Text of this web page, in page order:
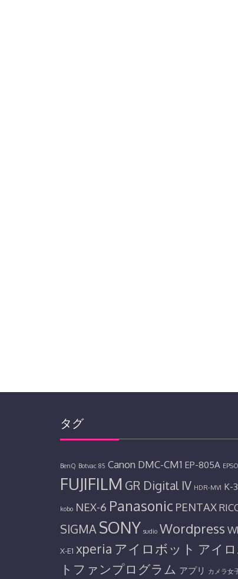
タグ
BenQ Botvac 85 Canon DMC-CM1 EP-805A
FUJIFILM GR Digital IV HDR-MV1 K-3
kobo NEX-6 Panasonic PENTAX
SIGMA SONY sudio Wordpress
X-E1 xperia アイロボット アイ
トファンプログラム アプリ カメラ女